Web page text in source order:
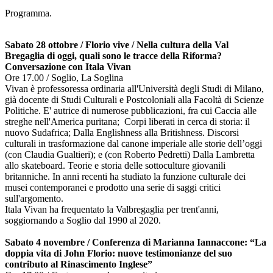
Programma.
Sabato 28 ottobre / Florio vive / Nella cultura della Val
Bregaglia di oggi, quali sono le tracce della Riforma?
Conversazione con Itala Vivan
Ore 17.00 / Soglio, La Soglina
Vivan è professoressa ordinaria all'Università degli Studi di Milano,
già docente di Studi Culturali e Postcoloniali alla Facoltà di Scienze
Politiche. E' autrice di numerose pubblicazioni, fra cui Caccia alle
streghe nell'America puritana; Corpi liberati in cerca di storia: il
nuovo Sudafrica; Dalla Englishness alla Britishness. Discorsi
culturali in trasformazione dal canone imperiale alle storie dell’oggi
(con Claudia Gualtieri); e (con Roberto Pedretti) Dalla Lambretta
allo skateboard. Teorie e storia delle sottoculture giovanili
britanniche. In anni recenti ha studiato la funzione culturale dei
musei contemporanei e prodotto una serie di saggi critici
sull'argomento.
Itala Vivan ha frequentato la Valbregaglia per trent'anni,
soggiornando a Soglio dal 1990 al 2020.
Sabato 4 novembre / Conferenza di Marianna Iannaccone: “La
doppia vita di John Florio: nuove testimonianze del suo
contributo al Rinascimento Inglese”